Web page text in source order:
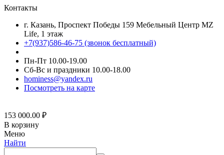
Контакты
г. Казань, Проспект Победы 159 Мебельный Центр MZ
Life, 1 этаж
+7(937)586-46-75 (звонок бесплатный)
Пн-Пт 10.00-19.00
Сб-Вс и праздники 10.00-18.00
hominess@yandex.ru
Посмотреть на карте
153 000.00 ₽
В корзину
Меню
Найти